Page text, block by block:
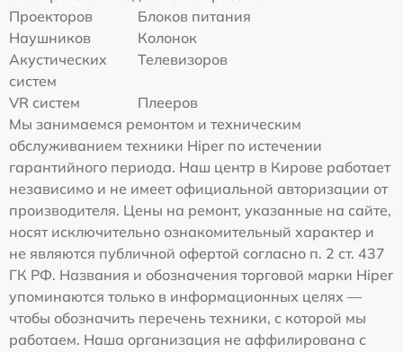
Проекторов
Блоков питания
Наушников
Колонок
Акустических
систем
Телевизоров
VR систем
Плееров
Мы занимаемся ремонтом и техническим
обслуживанием техники Hiper по истечении
гарантийного периода. Наш центр в Кирове работает
независимо и не имеет официальной авторизации от
производителя. Цены на ремонт, указанные на сайте,
носят исключительно ознакомительный характер и
не являются публичной офертой согласно п. 2 ст. 437
ГК РФ. Названия и обозначения торговой марки Hiper
упоминаются только в информационных целях —
чтобы обозначить перечень техники, с которой мы
работаем. Наша организация не аффилирована с